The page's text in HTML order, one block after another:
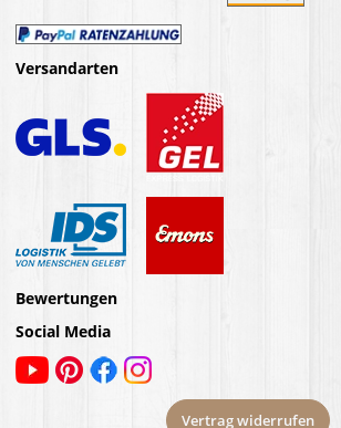
Versandarten
Bewertungen
Social Media
Vertrag widerrufen